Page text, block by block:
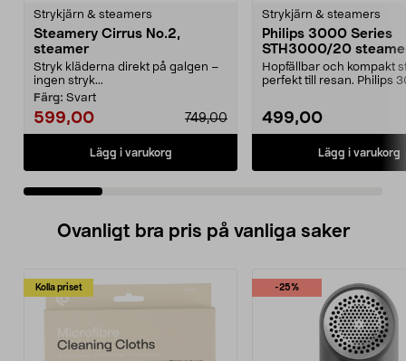
Strykjärn & steamers
Steamery Cirrus No.2,
steamer
Stryk kläderna direkt på galgen –
ingen stryk...
Färg: Svart
599,00 749,00
Lägg i varukorg
Strykjärn & steamers
Philips 3000 Series
STH3000/20
Hopfällbar och kompakt
perfekt till resan. Philips
499,00
Lägg i varukorg
Ovanligt bra pris på vanliga saker
Kolla priset -25%